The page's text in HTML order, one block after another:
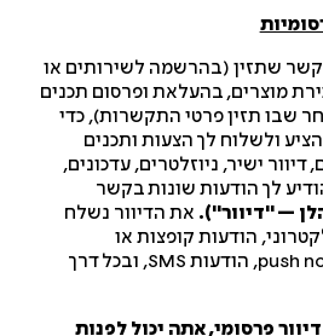
(בהרשמה לשירותים או
בהעלאת ופרסום תכנים
פרטי התקשרות), כדי
לך הצעות ותכנים
ישיר, ניוזלטרים, עדכונים,
הודעות שונות בקשר
את הדיוור נשלח
הודעות קופצות או
מתפרצות, push notifications, הודעות SMS, ובכל דרך
אתה יכול לפנות